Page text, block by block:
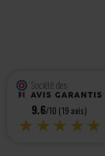
9.6/10 (19 avis)
★★★★★